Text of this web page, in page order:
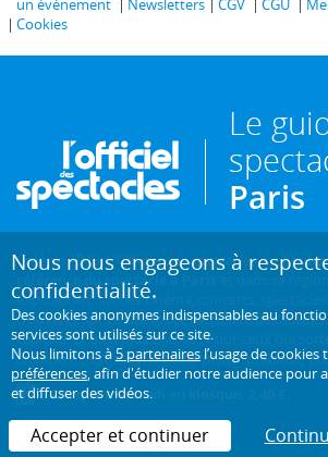
un événement
Newsletters CGV CGU
Cookies
Le
Paris
Créé en 1946, L'Officiel des spectacles est
référence du spectacle à Paris
et dans sa
expositions, sorties cinéma, concerts, spectacles
trouverez sur ce site toute l'actualité des
capitale, et bien plus encore ! Pour ceux qui
environs, c'est aussi le guide papier pratique,
Chaque mercredi en kiosque. 2,40 €.
Nous nous engageons à
confidentialité.
Des cookies anonymes indispensables au
services sont utilisés sur ce site.
Nous limitons à 5 partenaires l’usage de
préférences, afin d'étudier notre audience pour
et diffuser des vidéos.
Accepter et continuer